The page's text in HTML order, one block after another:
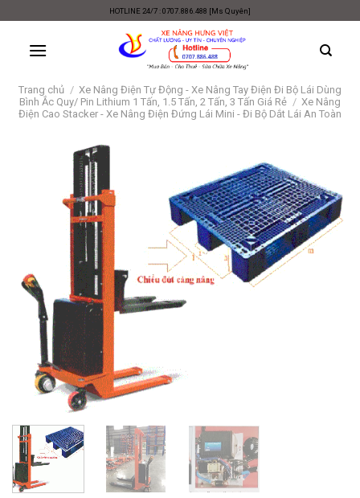
content
HOTLINE 24/7 : 0707.886.488 [Ms Quyên]
Trang chủ / Xe Nâng Điện Tự Động - Xe Nâng Tay Điện Đi Bộ Lái Dùng
Bình Ắc Quy/ Pin Lithium 1 Tấn, 1.5 Tấn, 2 Tấn, 3 Tấn Giá Rẻ / Xe Nâng
Điện Cao Stacker - Xe Nâng Điện Đứng Lái Mini - Đi Bộ Dắt Lái An Toàn